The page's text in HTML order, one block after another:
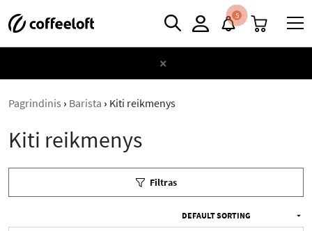
5
×
Pagrindinis › Barista › Kiti reikmenys
Kiti reikmenys
Filtras